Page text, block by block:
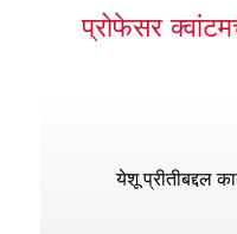
प्रोफेसर
येशू प्रीतीबद्दल